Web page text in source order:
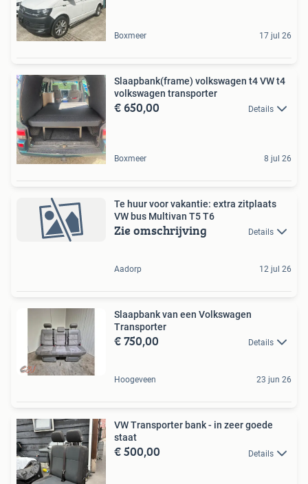
Boxmeer 17 jul 26
Slaapbank(frame) volkswagen t4 VW t4
volkswagen transporter
€ 650,00 Details
Boxmeer 8 jul 26
Te huur voor vakantie: extra zitplaats
VW bus Multivan T5 T6
Zie omschrijving Details
Aadorp 12 jul 26
Slaapbank van een Volkswagen
Transporter
€ 750,00 Details
Hoogeveen 23 jun 26
VW Transporter bank - in zeer goede
staat
€ 500,00 Details